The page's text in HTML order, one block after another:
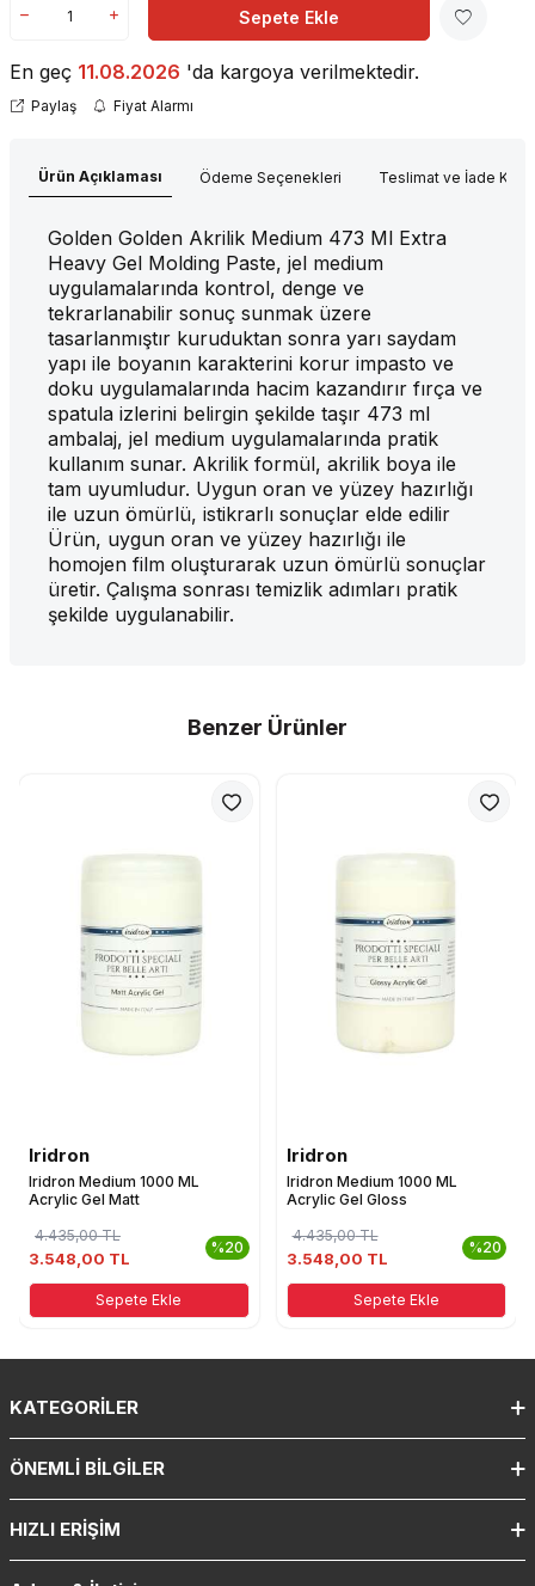
Sepete Ekle
En geç 11.08.2026 'da kargoya verilmektedir.
Paylaş Fiyat Alarmı
Ürün Açıklaması Ödeme Seçenekleri Teslimat ve İade
Golden Golden Akrilik Medium 473 Ml Extra
Heavy Gel Molding Paste, jel medium
uygulamalarında kontrol, denge ve
tekrarlanabilir sonuç sunmak üzere
tasarlanmıştır kuruduktan sonra yarı saydam
yapı ile boyanın karakterini korur impasto ve
doku uygulamalarında hacim kazandırır fırça ve
spatula izlerini belirgin şekilde taşır 473 ml
ambalaj, jel medium uygulamalarında pratik
kullanım sunar. Akrilik formül, akrilik boya ile
tam uyumludur. Uygun oran ve yüzey hazırlığı
ile uzun ömürlü, istikrarlı sonuçlar elde edilir
Ürün, uygun oran ve yüzey hazırlığı ile
homojen film oluşturarak uzun ömürlü sonuçlar
üretir. Çalışma sonrası temizlik adımları pratik
şekilde uygulanabilir.
Benzer Ürünler
Iridron
Iridron Medium 1000 ML
Acrylic Gel Matt
3.548,00 TL
4.435,00TL
%20
Sepete Ekle
Iridron
Iridron Medium 1000 ML
Acrylic Gel Gloss
3.548,00 TL
4.435,00TL
%20
Sepete Ekle
KATEGORILER
ÖNEMLI BILGILER
HIZLI ERIŞIM